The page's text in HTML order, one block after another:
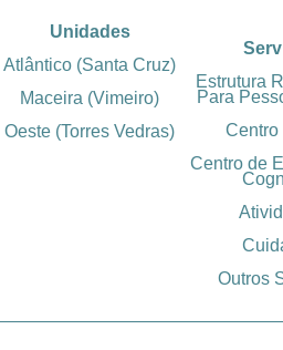
Unidades
Atlântico (Santa Cruz)
Maceira (Vimeiro)
Oeste (Torres Vedras)
Estrutura
Para
Centro
Centro de
Outros